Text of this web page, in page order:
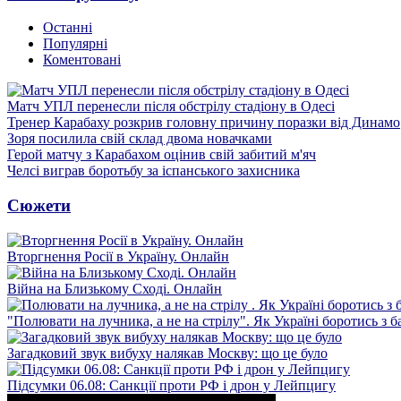
Останні
Популярні
Коментовані
Матч УПЛ перенесли після обстрілу стадіону в Одесі
Тренер Карабаху розкрив головну причину поразки від Динамо
Зоря посилила свій склад двома новачками
Герой матчу з Карабахом оцінив свій забитий м'яч
Челсі виграв боротьбу за іспанського захисника
Сюжети
Вторгнення Росії в Україну. Онлайн
Війна на Близькому Сході. Онлайн
"Полювати на лучника, а не на стрілу". Як Україні боротись з
Загадковий звук вибуху налякав Москву: що це було
Підсумки 06.08: Санкції проти РФ і дрон у Лейпцигу